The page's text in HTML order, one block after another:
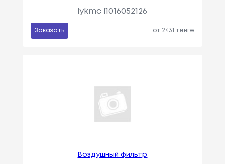
lykmc l1016052126
Заказать от 2431 тенге
Воздушный фильтр